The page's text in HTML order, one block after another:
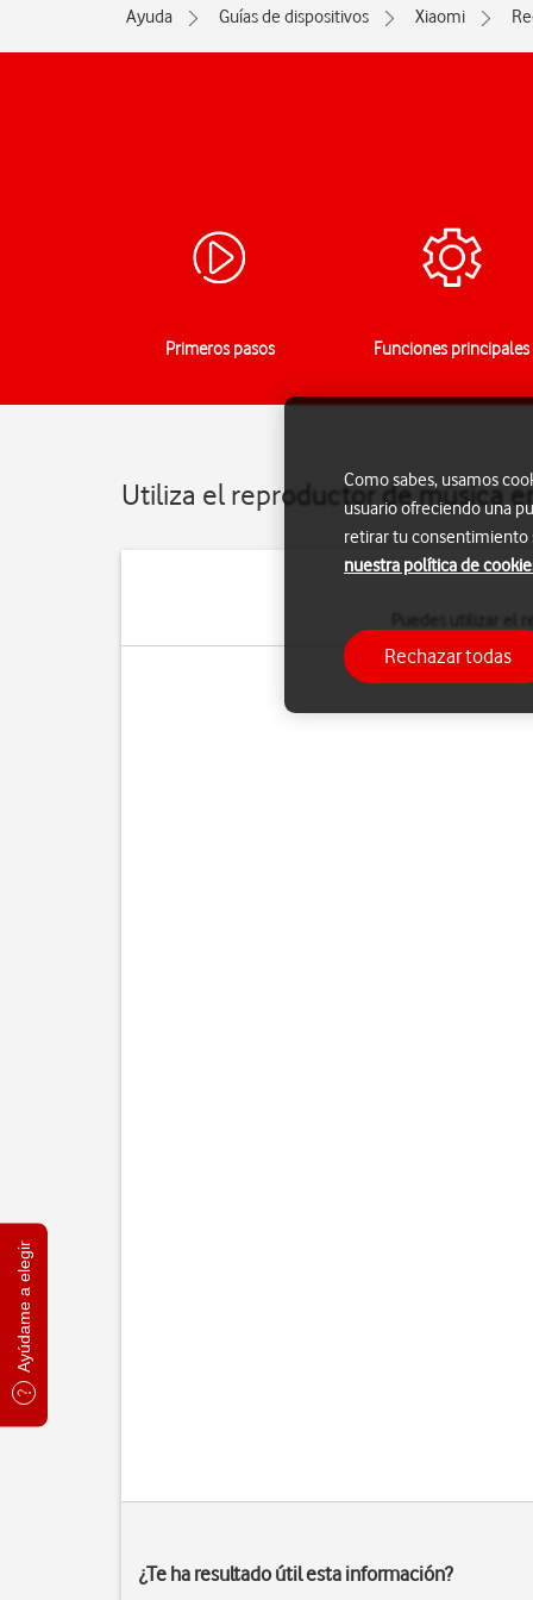
Ayúdame a elegir
Ayuda Guías de dispositivos Xiaomi
Primeros pasos Funciones principales
Utiliza el reproductor de música
¿Te ha resultado útil esta información?
Como sabes, usamos
usuario ofreciendo una
retirar tu consentimiento
nuestra política de
Rechazar todas